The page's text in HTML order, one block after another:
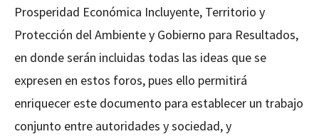
Prosperidad Económica Incluyente, Territorio y
Protección del Ambiente y Gobierno para Resultados,
en donde serán incluidas todas las ideas que se
expresen en estos foros, pues ello permitirá
enriquecer este documento para establecer un trabajo
conjunto entre autoridades y sociedad, y